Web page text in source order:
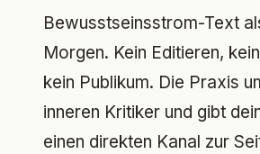
Bewusstseinsstrom-Text
Morgen. Kein Editieren,
kein Publikum. Die Praxis
inneren Kritiker und gibt
einen direkten Kanal zur